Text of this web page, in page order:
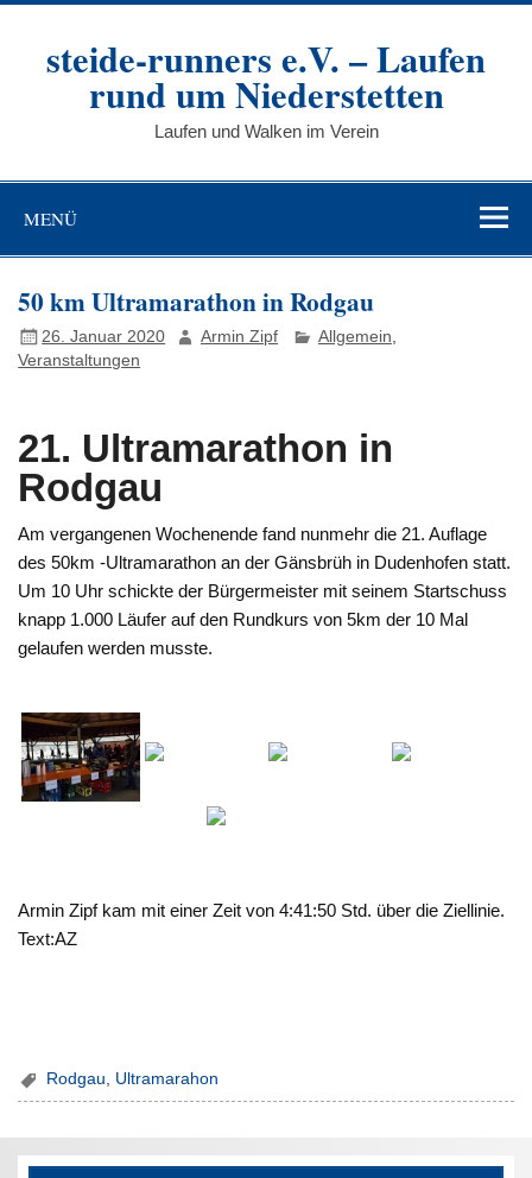
Zum
steide-runners e.V. – Laufen
rund um Niederstetten
Laufen und Walken im Verein
MENÜ
50 km Ultramarathon in Rodgau
26. Januar 2020 Armin Zipf Allgemein
Veranstaltungen
21. Ultramarathon in
Rodgau
Am vergangenen Wochenende fand nunmehr die 21. Auflage
des 50km -Ultramarathon an der Gänsbrüh in Dudenhofen statt.
Um 10 Uhr schickte der Bürgermeister mit seinem Startschuss
knapp 1.000 Läufer auf den Rundkurs von 5km der 10 Mal
gelaufen werden musste.
Armin Zipf kam mit einer Zeit von 4:41:50 Std. über die Ziellinie.
Text:AZ
Rodgau Ultramarahon